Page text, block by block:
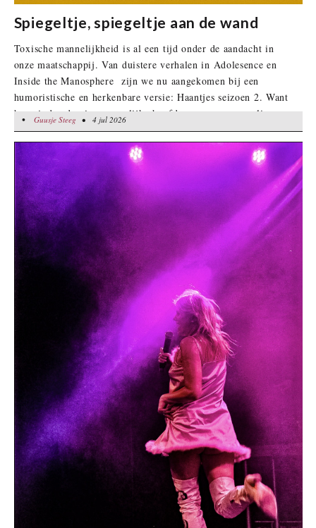
Spiegeltje, spiegeltje aan de wand
Toxische mannelijkheid is al een tijd onder de aandacht in
onze maatschappij. Van duistere verhalen in Adolesence en
Inside the Manosphere zijn we nu aangekomen bij een
humoristische en herkenbare versie: Haantjes seizoen 2. Want
hoe vinden de vier mannelijke hoofdpersonen, voormalige
'haantjes',
Guusje Steeg• 4 jul 2026
•Guusje Steeg • 4 jul 2026